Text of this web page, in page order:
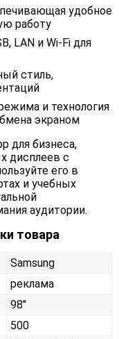
удобное
работу
LAN и Wi-Fi для
стиль,
и технология
экраном
для бизнеса,
дисплеев с
его в
и учебных
аудитории.
товара
Samsung
реклама
98"
500